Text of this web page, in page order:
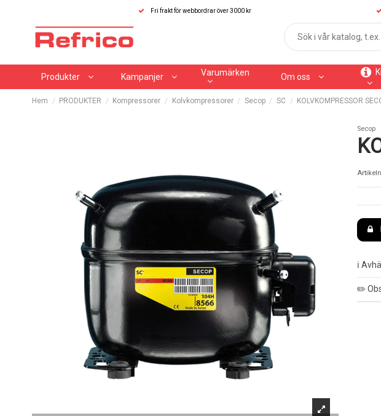
Fri frakt för webbordrar över 3000 kr
Produkter Kampanjer Varumärken Om oss
Hem PRODUKTER Kompressorer Kolvkompressorer Secop SC KOLVKOMPRESSOR
Secop
ℹ️
✏️